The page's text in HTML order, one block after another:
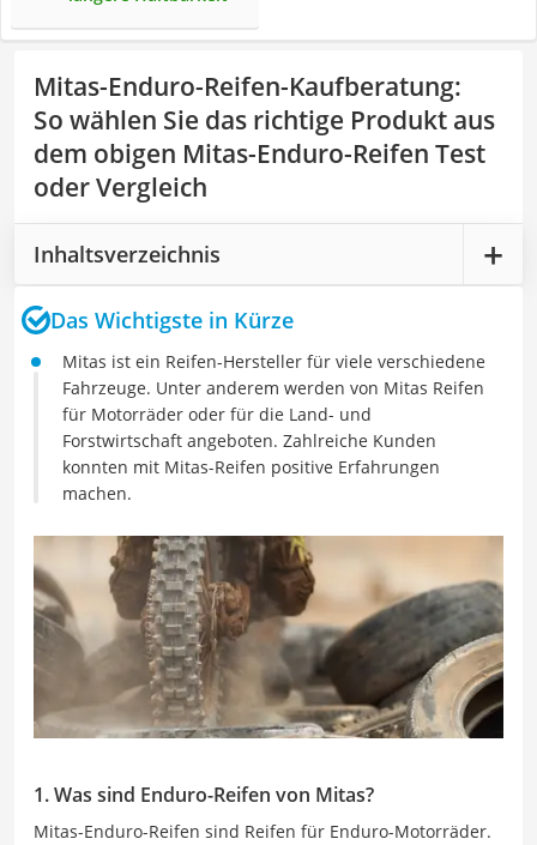
Mitas-Enduro-Reifen-Kaufberatung:
So wählen Sie das richtige Produkt aus
dem obigen Mitas-Enduro-Reifen Test
oder Vergleich
Inhaltsverzeichnis
Das Wichtigste in Kürze
Mitas ist ein Reifen-Hersteller für viele verschiedene
Fahrzeuge. Unter anderem werden von Mitas Reifen
für Motorräder oder für die Land- und
Forstwirtschaft angeboten. Zahlreiche Kunden
konnten mit Mitas-Reifen positive Erfahrungen
machen.
1. Was sind Enduro-Reifen von Mitas?
Mitas-Enduro-Reifen sind Reifen für Enduro-Motorräder.